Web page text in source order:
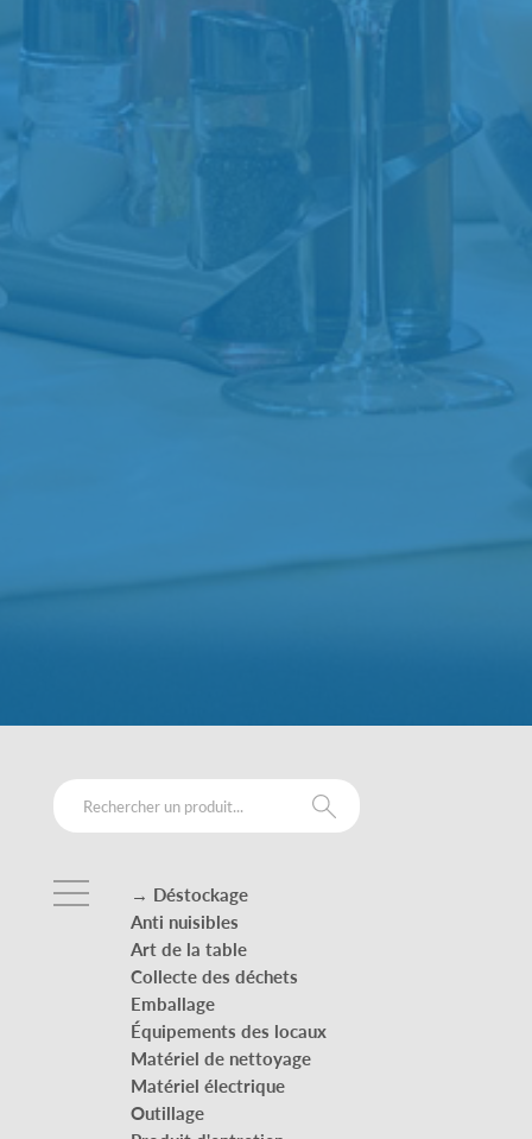
→ Déstockage
Anti nuisibles
Art de la table
Collecte des déchets
Emballage
Équipements des locaux
Matériel de nettoyage
Matériel électrique
Outillage